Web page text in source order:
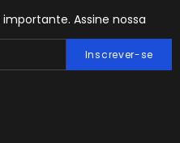
Assine nossa
Inscrever-se